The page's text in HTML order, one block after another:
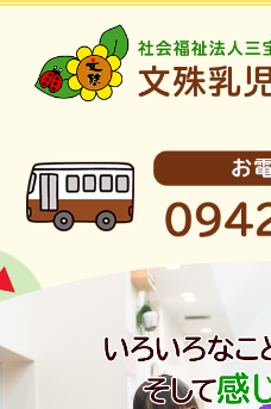
ホーム
保育目標
園の概要
園の生活
一日の過ごし方